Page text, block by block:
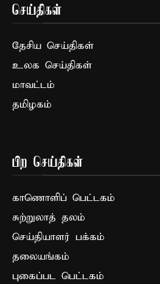
செய்திகள்
தேசிய செய்திகள்
உலக செய்திகள்
மாவட்டம்
தமிழகம்
பிற செய்திகள்
காணொளிப் பெட்டகம்
சுற்றுலாத் தலம்
செய்தியாளர் பக்கம்
தலையங்கம்
புகைப்பட பெட்டகம்